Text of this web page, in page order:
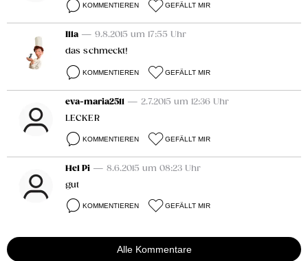
KOMMENTIEREN GEFÄLLT MIR
Illa — 9.8.2015 um 17:55 Uhr
das schmeckt!
KOMMENTIEREN GEFÄLLT MIR
eva-maria2511 — 2.7.2015 um 12:36 Uhr
LECKER
KOMMENTIEREN GEFÄLLT MIR
Hel Pi — 8.6.2015 um 08:23 Uhr
gut
KOMMENTIEREN GEFÄLLT MIR
Alle Kommentare